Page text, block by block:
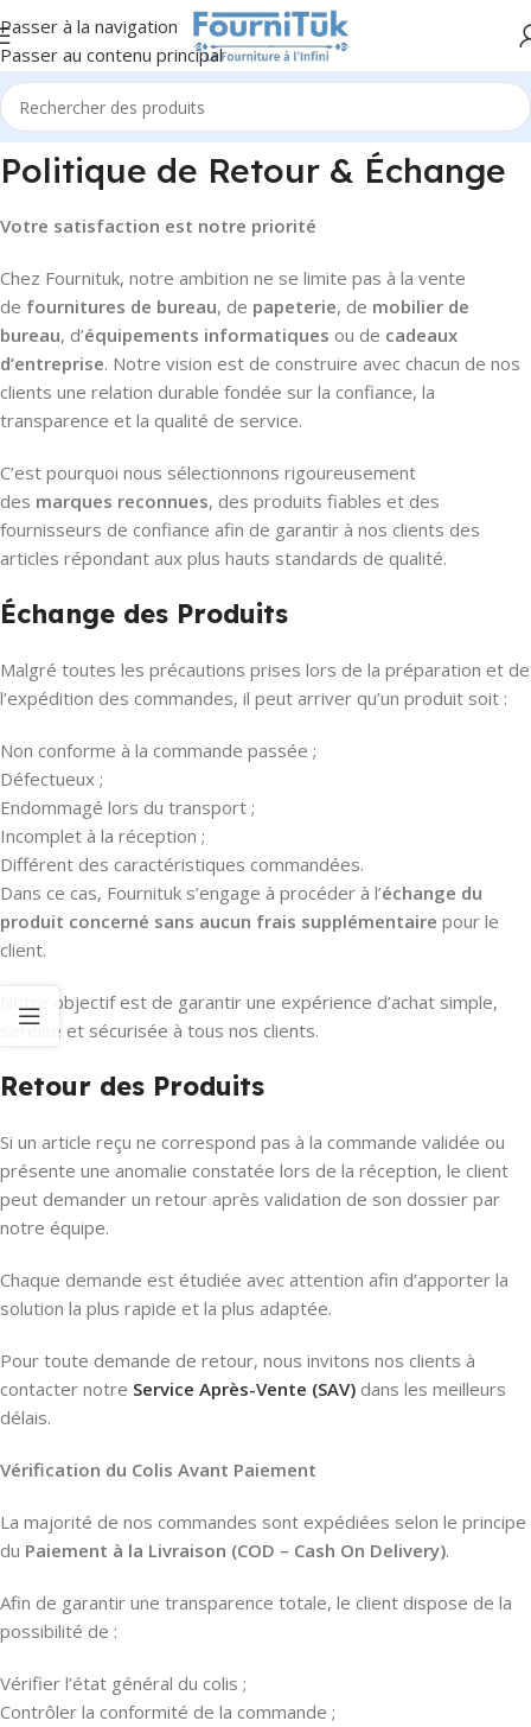
Passer à la navigation
Passer au contenu principal
Politique de Retour & Échange
Votre satisfaction est notre priorité
Chez Fournituk, notre ambition ne se limite pas à la vente
de fournitures de bureau, de papeterie, de mobilier de
bureau, d’équipements informatiques ou de cadeaux
d’entreprise. Notre vision est de construire avec chacun de nos
clients une relation durable fondée sur la confiance, la
transparence et la qualité de service.
C’est pourquoi nous sélectionnons rigoureusement
des marques reconnues, des produits fiables et des
fournisseurs de confiance afin de garantir à nos clients des
articles répondant aux plus hauts standards de qualité.
Échange des Produits
Malgré toutes les précautions prises lors de la préparation et de
l’expédition des commandes, il peut arriver qu’un produit soit :
Non conforme à la commande passée ;
Défectueux ;
Endommagé lors du transport ;
Incomplet à la réception ;
Différent des caractéristiques commandées.
Dans ce cas, Fournituk s’engage à procéder à l’échange du
produit concerné sans aucun frais supplémentaire pour le
client.
Notre objectif est de garantir une expérience d’achat simple,
sereine et sécurisée à tous nos clients.
Retour des Produits
Si un article reçu ne correspond pas à la commande validée ou
présente une anomalie constatée lors de la réception, le client
peut demander un retour après validation de son dossier par
notre équipe.
Chaque demande est étudiée avec attention afin d’apporter la
solution la plus rapide et la plus adaptée.
Pour toute demande de retour, nous invitons nos clients à
contacter notre Service Après-Vente (SAV) dans les meilleurs
délais.
Vérification du Colis Avant Paiement
La majorité de nos commandes sont expédiées selon le principe
du Paiement à la Livraison (COD – Cash On Delivery).
Afin de garantir une transparence totale, le client dispose de la
possibilité de :
Vérifier l’état général du colis ;
Contrôler la conformité de la commande ;